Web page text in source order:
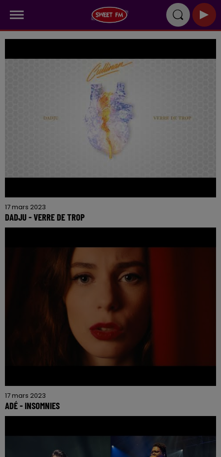
17 mars 2023
DADJU - VERRE DE TROP
17 mars 2023
ADÉ - INSOMNIES